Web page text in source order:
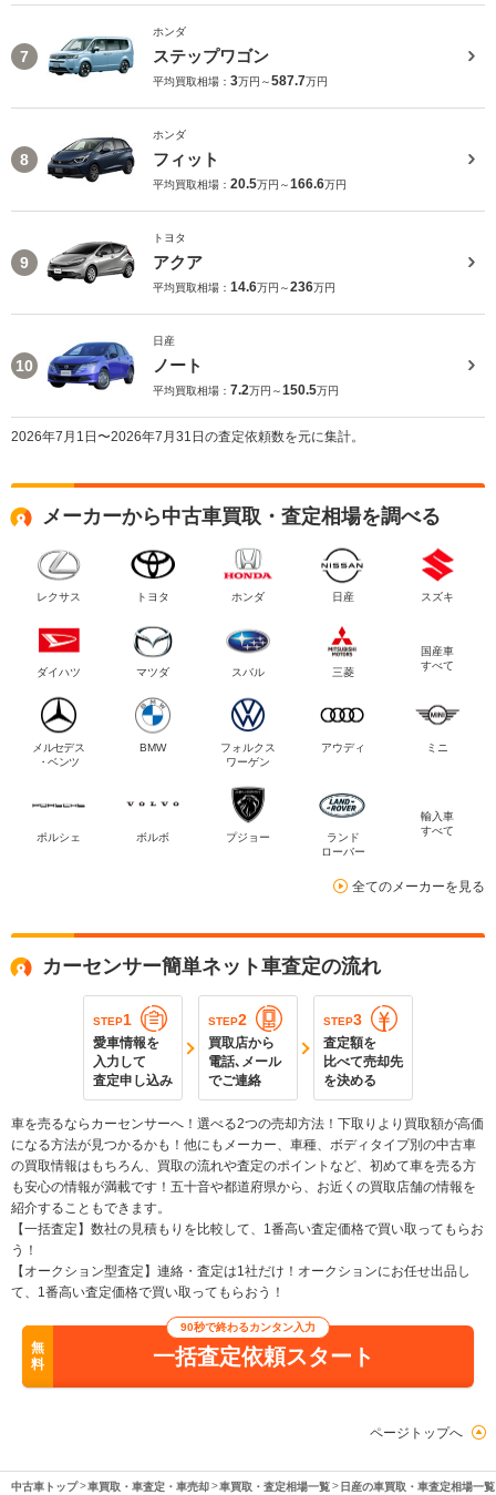
7
ホンダ
ステップワゴン
平均買取相場： 3万円～587.7万円
8
ホンダ
フィット
平均買取相場： 20.5万円～166.6万円
9
トヨタ
アクア
平均買取相場： 14.6万円～236万円
10
日産
ノート
平均買取相場： 7.2万円～150.5万円
2026年7月1日〜2026年7月31日の査定依頼数を元に集計。
メーカーから中古車買取・査定相場を調べる
レクサス トヨタ ホンダ 日産 スズキ
ダイハツ マツダ スバル 三菱
国産車
すべて
メルセデス
・ベンツ
BMW
フォルクス
ワーゲン
アウディ ミニ
ポルシェ ボルボ プジョー
ランド
ローバー
輸入車
すべて
全てのメーカーを見る
カーセンサー簡単ネット車査定の流れ
STEP1
愛車情報を
入力して
査定申し込み
STEP2
買取店から
電話､メール
でご連絡
STEP3
査定額を
比べて売却先
を決める
車を売るならカーセンサーへ！選べる2つの売却方法！下取りより買取額が高価
になる方法が見つかるかも！他にもメーカー、車種、ボディタイプ別の中古車
の買取情報はもちろん、買取の流れや査定のポイントなど、初めて車を売る方
も安心の情報が満載です！五十音や都道府県から、お近くの買取店舗の情報を
紹介することもできます。
【一括査定】数社の見積もりを比較して、1番高い査定価格で買い取ってもらお
う！
【オークション型査定】連絡・査定は1社だけ！オークションにお任せ出品し
て、1番高い査定価格で買い取ってもらおう！
無
料
90秒で終わるカンタン入力
一括査定依頼スタート
ページトップへ
中古車トップ 車買取・車査定・車売却 車買取・査定相場一覧 日産の車買取・車査定相場一覧